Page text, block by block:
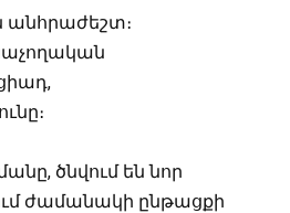
անհրաժեշտ։
ծնվում են նոր
ժամանակի ընթացքի